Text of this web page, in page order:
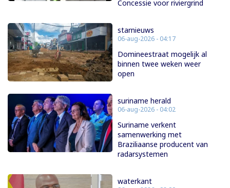
Concessie voor riviergrind
starnieuws
06-aug-2026 - 04:17
Domineestraat mogelijk al
binnen twee weken weer
open
suriname herald
06-aug-2026 - 04:02
Suriname verkent
samenwerking met
Braziliaanse producent van
radarsystemen
waterkant